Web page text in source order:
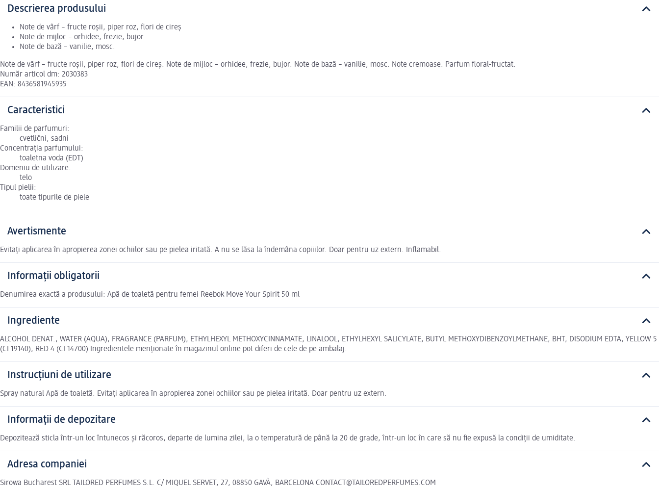
Descrierea produsului
Note de vârf – fructe roșii, piper roz, flori de cireș
Note de mijloc – orhidee, frezie, bujor
Note de bază – vanilie, mosc.
Note de vârf – fructe roșii, piper roz, flori de cireș. Note de mijloc – orhidee, frezie, bujor. Note de bază – vanilie, mosc. Note cremoase. Parfum floral-fructat.
Număr articol dm: 2030383
EAN: 8436581945935
Caracteristici
Familii de parfumuri:
cvetlični, sadni
Concentrația parfumului:
toaletna voda (EDT)
Domeniu de utilizare:
telo
Tipul pielii:
toate tipurile de piele
Avertismente
Evitați aplicarea în apropierea zonei ochiilor sau pe pielea iritată. A nu se lăsa la îndemâna copiiilor. Doar pentru uz extern. Inflamabil.
Informații obligatorii
Denumirea exactă a produsului: Apă de toaletă pentru femei Reebok Move Your Spirit 50 ml
Ingrediente
ALCOHOL DENAT., WATER (AQUA), FRAGRANCE (PARFUM), ETHYLHEXYL METHOXYCINNAMATE, LINALOOL, ETHYLHEXYL SALICYLATE, BUTYL METHOXYDIBENZOYLMETHANE, BHT, DISODIUM EDTA, YELLOW 5
(CI 19140), RED 4 (CI 14700) Ingredientele menționate în magazinul online pot diferi de cele de pe ambalaj.
Instrucțiuni de utilizare
Spray natural Apă de toaletă. Evitați aplicarea în apropierea zonei ochiilor sau pe pielea iritată. Doar pentru uz extern.
Informații de depozitare
Depozitează sticla într-un loc întunecos și răcoros, departe de lumina zilei, la o temperatură de până la 20 de grade, într-un loc în care să nu fie expusă la condiții de umiditate.
Adresa companiei
Sirowa Bucharest SRL TAILORED PERFUMES S.L. C/ MIQUEL SERVET, 27, 08850 GAVÀ, BARCELONA CONTACT@TAILOREDPERFUMES.COM